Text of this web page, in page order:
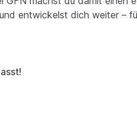
entwickelst dich weiter –